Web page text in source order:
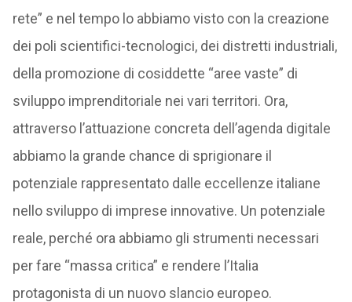
rete” e nel tempo lo abbiamo visto con la creazione
dei poli scientifici-tecnologici, dei distretti industriali,
della promozione di cosiddette “aree vaste” di
sviluppo imprenditoriale nei vari territori. Ora,
attraverso l’attuazione concreta dell’agenda digitale
abbiamo la grande chance di sprigionare il
potenziale rappresentato dalle eccellenze italiane
nello sviluppo di imprese innovative. Un potenziale
reale, perché ora abbiamo gli strumenti necessari
per fare “massa critica” e rendere l’Italia
protagonista di un nuovo slancio europeo.